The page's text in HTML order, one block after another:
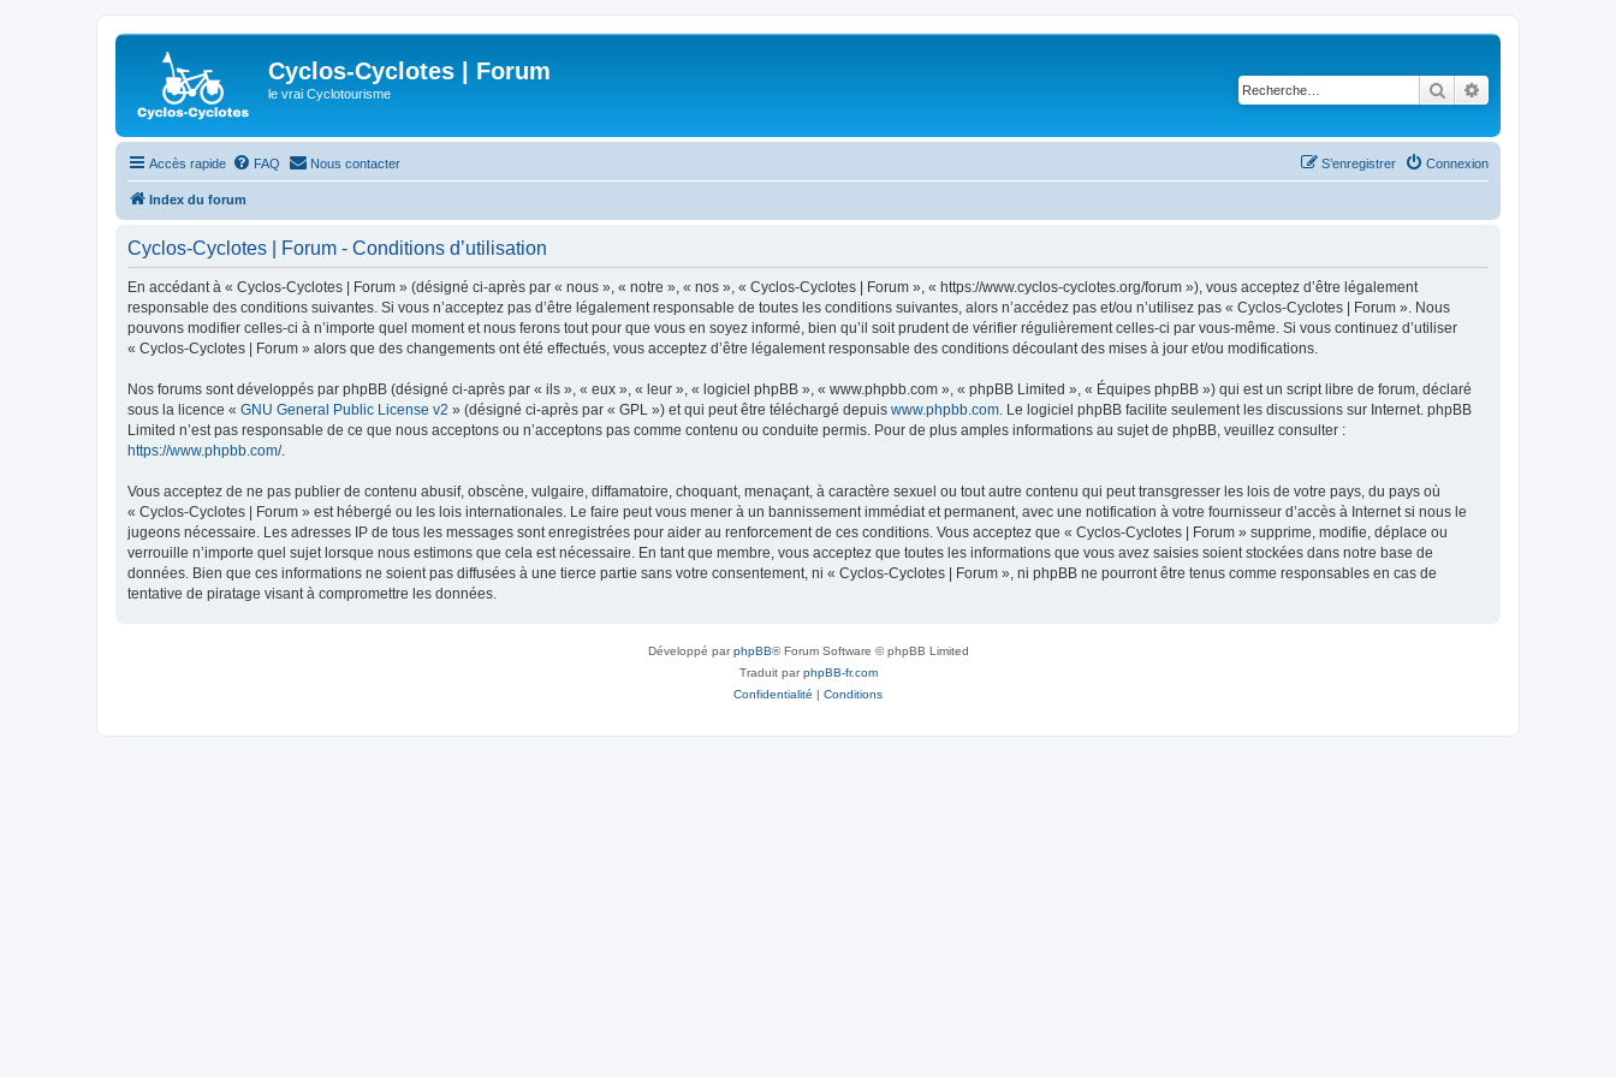
Cyclos-Cyclotes | Forum
le vrai Cyclotourisme Rechercher
Accès rapide FAQ Nous contacter Connexion
S’enregistrer
Index du forum
Cyclos-Cyclotes | Forum - Conditions d’utilisation
En accédant à « Cyclos-Cyclotes | Forum » (désigné ci-après par « nous », « notre », « nos », « Cyclos-Cyclotes | Forum », « https://www.cyclos-cyclotes.org/forum »), vous acceptez d’être légalement
responsable des conditions suivantes. Si vous n’acceptez pas d’être légalement responsable de toutes les conditions suivantes, alors n’accédez pas et/ou n’utilisez pas « Cyclos-Cyclotes | Forum ». Nous
pouvons modifier celles-ci à n’importe quel moment et nous ferons tout pour que vous en soyez informé, bien qu’il soit prudent de vérifier régulièrement celles-ci par vous-même. Si vous continuez d’utiliser
« Cyclos-Cyclotes | Forum » alors que des changements ont été effectués, vous acceptez d’être légalement responsable des conditions découlant des mises à jour et/ou modifications.
Nos forums sont développés par phpBB (désigné ci-après par « ils », « eux », « leur », « logiciel phpBB », « www.phpbb.com », « phpBB Limited », « Équipes phpBB ») qui est un script libre de forum, déclaré
sous la licence « GNU General Public License v2 » (désigné ci-après par « GPL ») et qui peut être téléchargé depuis www.phpbb.com. Le logiciel phpBB facilite seulement les discussions sur Internet. phpBB
Limited n’est pas responsable de ce que nous acceptons ou n’acceptons pas comme contenu ou conduite permis. Pour de plus amples informations au sujet de phpBB, veuillez consulter :
https://www.phpbb.com/.
Vous acceptez de ne pas publier de contenu abusif, obscène, vulgaire, diffamatoire, choquant, menaçant, à caractère sexuel ou tout autre contenu qui peut transgresser les lois de votre pays, du pays où
« Cyclos-Cyclotes | Forum » est hébergé ou les lois internationales. Le faire peut vous mener à un bannissement immédiat et permanent, avec une notification à votre fournisseur d’accès à Internet si nous le
jugeons nécessaire. Les adresses IP de tous les messages sont enregistrées pour aider au renforcement de ces conditions. Vous acceptez que « Cyclos-Cyclotes | Forum » supprime, modifie, déplace ou
verrouille n’importe quel sujet lorsque nous estimons que cela est nécessaire. En tant que membre, vous acceptez que toutes les informations que vous avez saisies soient stockées dans notre base de
données. Bien que ces informations ne soient pas diffusées à une tierce partie sans votre consentement, ni « Cyclos-Cyclotes | Forum », ni phpBB ne pourront être tenus comme responsables en cas de
tentative de piratage visant à compromettre les données.
Développé parphpBB® Forum Software © phpBB Limited
Traduit parphpBB-fr.com
Confidentialité | Conditions